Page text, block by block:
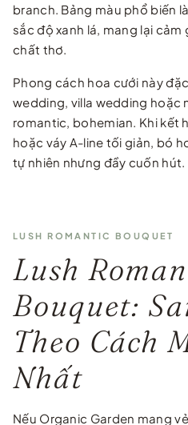
branch. Bảng màu phổ biến
sắc độ xanh lá, mang lại
chất thơ.
Phong cách hoa cưới này
wedding, villa wedding hoặc
romantic, bohemian. Khi kết
hoặc váy A-line tối giản, bó
tự nhiên nhưng đầy cuốn hút.
LUSH ROMANTIC BOUQUET
Lush
Bouquet:
Theo Cách
Nhất
Nếu Organic Garden mang